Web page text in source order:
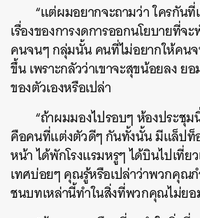
“แต่ผมอยากจะถามว่า ใครกัน
เรื่องของการงดการออกนโยบายที่จ
คนจนๆ กลุ่มนั้น คนที่ไม่อยากให้คน
ขึ้น เพราะกลัวว่าเขาจะสุขน้อยลง ย
ของตัวเองหรือเปล่า
“ถ้าผมมองไปรอบๆ ห้องประชุ
คือคนที่แต่งตัวดีๆ กันทั้งนั้น มีแล็ปท็
หน้า ได้พักโรงแรมหรูๆ ได้บินไปเที่ย
เทศบ่อยๆ คุณรู้หรือเปล่าว่าพวกคุณ
ชนบทเหล่านี้ทำในสิ่งที่พวกคุณไม่ยอ